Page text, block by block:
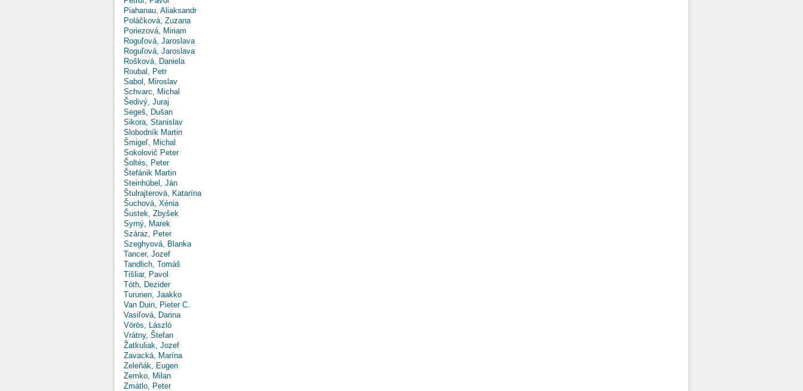
Piahanau, Aliaksandr
Poláčková, Zuzana
Poriezová, Miriam
Roguľová, Jaroslava
Roguľová, Jaroslava
Rošková, Daniela
Roubal, Petr
Sabol, Miroslav
Schvarc, Michal
Šedivý, Juraj
Segeš, Dušan
Sikora, Stanislav
Slobodník Martin
Šmigeľ, Michal
Sokolovič Peter
Šoltés, Peter
Štefánik Martin
Steinhübel, Ján
Štulrajterová, Katarína
Šuchová, Xénia
Šustek, Zbyšek
Syrný, Marek
Száraz, Peter
Szeghyová, Blanka
Tancer, Jozef
Tandlich, Tomáš
Tišliar, Pavol
Tóth, Dezider
Turunen, Jaakko
Van Duin, Pieter C.
Vasiľová, Darina
Vörös, László
Vrátny, Štefan
Žatkuliak, Jozef
Zavacká, Marína
Zeleňák, Eugen
Zemko, Milan
Zmátlo, Peter